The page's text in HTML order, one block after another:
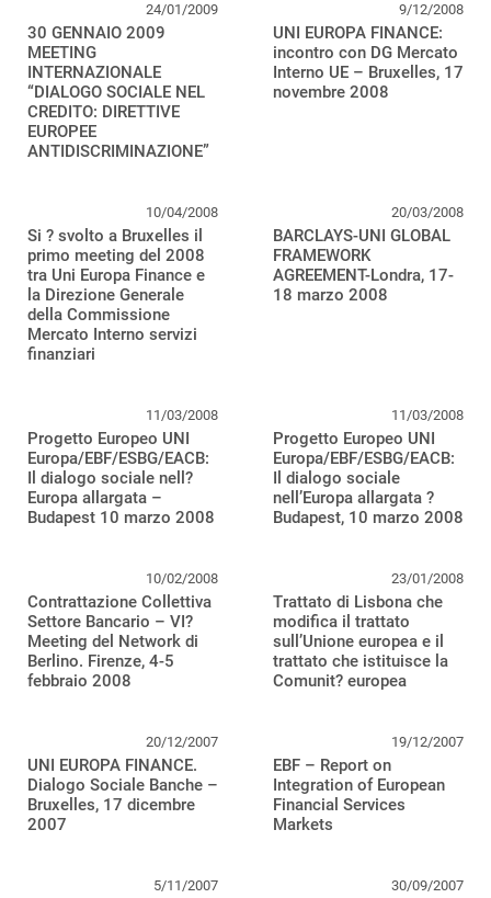
24/01/2009
30 GENNAIO 2009
MEETING
INTERNAZIONALE
“DIALOGO SOCIALE NEL
CREDITO: DIRETTIVE
EUROPEE
ANTIDISCRIMINAZIONE”
9/12/2008
UNI EUROPA FINANCE:
incontro con DG Mercato
Interno UE – Bruxelles, 17
novembre 2008
10/04/2008
Si ? svolto a Bruxelles il
primo meeting del 2008
tra Uni Europa Finance e
la Direzione Generale
della Commissione
Mercato Interno servizi
finanziari
20/03/2008
BARCLAYS-UNI GLOBAL
FRAMEWORK
AGREEMENT-Londra, 17-
18 marzo 2008
11/03/2008
Progetto Europeo UNI
Europa/EBF/ESBG/EACB:
Il dialogo sociale nell?
Europa allargata –
Budapest 10 marzo 2008
11/03/2008
Progetto Europeo UNI
Europa/EBF/ESBG/EACB:
Il dialogo sociale
nell’Europa allargata ?
Budapest, 10 marzo 2008
10/02/2008
Contrattazione Collettiva
Settore Bancario – VI?
Meeting del Network di
Berlino. Firenze, 4-5
febbraio 2008
23/01/2008
Trattato di Lisbona che
modifica il trattato
sull’Unione europea e il
trattato che istituisce la
Comunit? europea
20/12/2007
UNI EUROPA FINANCE.
Dialogo Sociale Banche –
Bruxelles, 17 dicembre
2007
19/12/2007
EBF – Report on
Integration of European
Financial Services
Markets
5/11/2007 30/09/2007